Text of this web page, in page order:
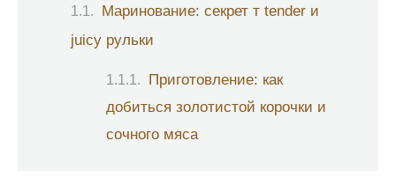
Маринование: секрет т tender и
juicy рульки
Приготовление: как
добиться золотистой корочки и
сочного мяса